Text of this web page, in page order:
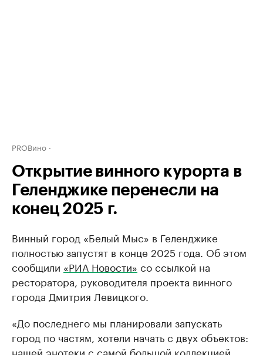
PROВино
Открытие винного курорта в
Геленджике перенесли на
конец 2025 г.
Винный город «Белый Мыс» в Геленджике
полностью запустят в конце 2025 года. Об этом
сообщили «РИА Новости» со ссылкой на
ресторатора, руководителя проекта винного
города Дмитрия Левицкого.
«До последнего мы планировали запускать
город по частям, хотели начать с двух объектов:
нашей энотеки с самой большой коллекцией